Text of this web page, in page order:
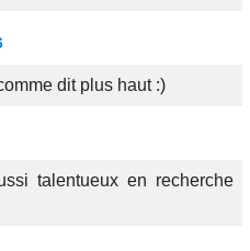
dit plus haut :)
talentueux en recherche